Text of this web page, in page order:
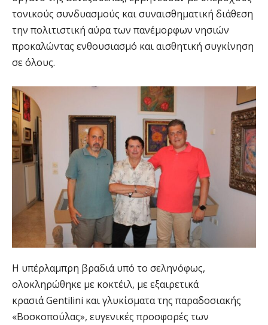
τονικούς συνδυασμούς και συναισθηματική διάθεση
την πολιτιστική αύρα των πανέμορφων νησιών
προκαλώντας ενθουσιασμό και αισθητική συγκίνηση
σε όλους.
Η υπέρλαμπρη βραδιά υπό το σεληνόφως,
ολοκληρώθηκε με κοκτέιλ, με εξαιρετικά
κρασιά Gentilini και γλυκίσματα της παραδοσιακής
«Βοσκοπούλας», ευγενικές προσφορές των